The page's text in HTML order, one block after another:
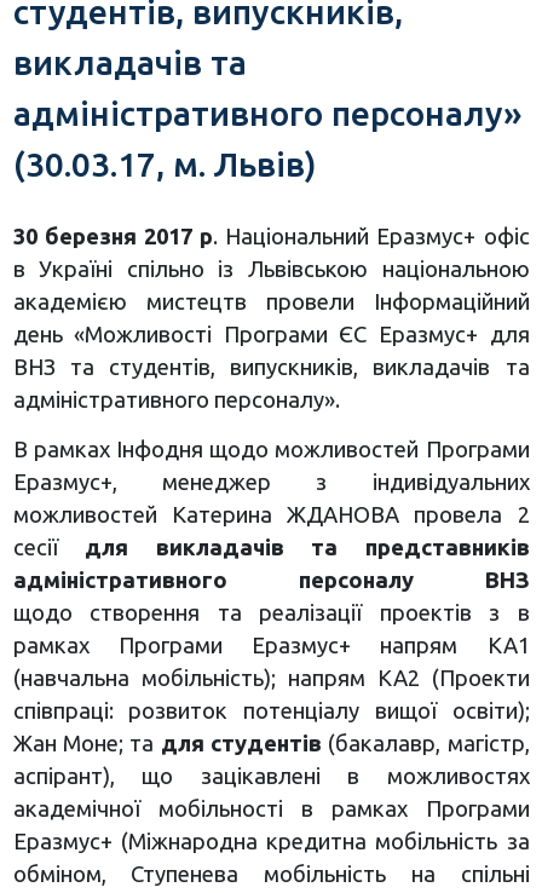
студентів, випускників,
викладачів та
адміністративного персоналу»
(30.03.17, м. Львів)
30 березня 2017 р. Національний Еразмус+ офіс
в Україні спільно із Львівською національною
академією мистецтв провели Інформаційний
день «Можливості Програми ЄС Еразмус+ для
ВНЗ та студентів, випускників, викладачів та
адміністративного персоналу».
В рамках Інфодня щодо можливостей Програми
Еразмус+, менеджер з індивідуальних
можливостей Катерина ЖДАНОВА провела 2
сесії для викладачів та представників
адміністративного персоналу ВНЗ
щодо створення та реалізації проектів з в
рамках Програми Еразмус+ напрям КА1
(навчальна мобільність); напрям КА2 (Проекти
співпраці: розвиток потенціалу вищої освіти);
Жан Моне; та для студентів (бакалавр, магістр,
аспірант), що зацікавлені в можливостях
академічної мобільності в рамках Програми
Еразмус+ (Міжнародна кредитна мобільність за
обміном, Ступенева мобільність на спільні